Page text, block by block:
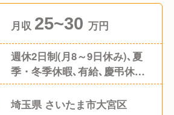
月収 25~30 万円
週休2日制(月8～9日休み)､夏
季・冬季休暇､有給､慶弔休暇
等
埼玉県 さいたま市大宮区